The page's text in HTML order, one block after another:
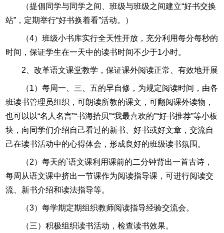
（提倡同学与同学之间、班级与班级之间建立“好书交换
站”，定期举行“好书换着看”活动。）
（4）班级小书库实行全天性开放，充分利用每分每秒的
时间，保证学生在一天中的读书时间不少于1小时。
2、改革语文课堂教学，保证课外阅读正常、有效地开展
（1）每周一、三、五的早自修，为规定阅读时间，由各
班读书管理员组织，可朗读所教的课文，可翻阅课外读物，
也可以以“名人名言”“书海拾贝”“我最喜欢的”“好书推荐”等小板
块，向同学们介绍自己看过的新书、好书或好文章，交流自
己在读书活动中的心得体会，形成良好的班级读书氛围。
（2）每天的`语文课利用课前的二分钟背出一首古诗，
每周从语文课中挤出一节课作为阅读指导课，可进行阅读交
流、新书介绍和读法指导等。
（3）每学期定期组织教师阅读指导经验交流会。
（三）积极组织读书活动，检查读书效果。